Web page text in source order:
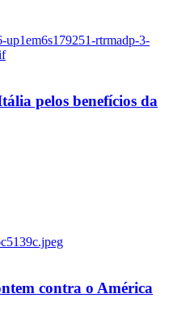
pelos benefícios da
contra o América